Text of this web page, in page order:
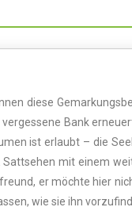
diese
Bank
ist erlaubt – die
mit einem
er möchte hier
wie sie ihn